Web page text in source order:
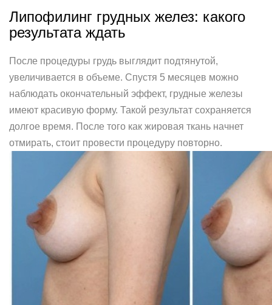
Липофилинг грудных желез: какого
результата ждать
После процедуры грудь выглядит подтянутой,
увеличивается в объеме. Спустя 5 месяцев можно
наблюдать окончательный эффект, грудные железы
имеют красивую форму. Такой результат сохраняется
долгое время. После того как жировая ткань начнет
отмирать, стоит провести процедуру повторно.